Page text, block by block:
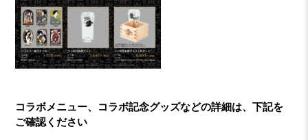
コラボメニュー、コラボ記念グッズなどの詳細は、下記を
ご確認ください